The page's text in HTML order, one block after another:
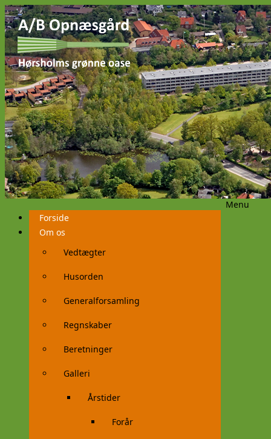
Menu
Videre
til
indhold
Forside
Om os
Vedtægter
Husorden
Generalforsamling
Regnskaber
Beretninger
Galleri
Årstider
Forår